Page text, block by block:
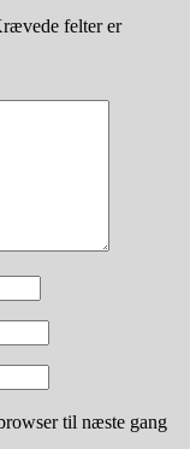
felter er
til næste gang